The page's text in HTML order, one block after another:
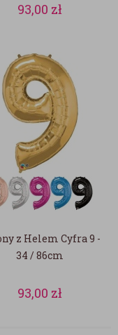
93,00 zł
z Helem Cyfra 9 -
34 / 86cm
93,00 zł